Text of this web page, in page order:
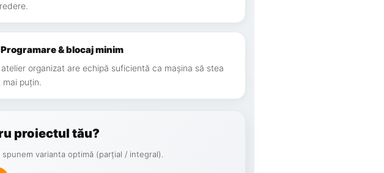
& blocaj minim
atelier organizat are echipă suficientă ca mașina să stea
mai puțin.
proiectul tău?
varianta optimă (parțial / integral).